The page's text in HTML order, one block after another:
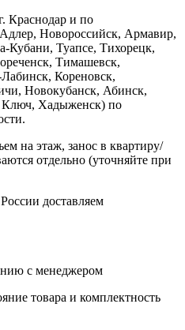
Краснодар и по
Новороссийск, Армавир,
Кубани, Туапсе, Тихорецк,
Тимашевск,
Кореновск,
Новокубанск, Абинск,
Ключ, Хадыженск) по
на этаж, занос в квартиру/
отдельно (уточняйте при
доставляем
с менеджером
товара и комплектность